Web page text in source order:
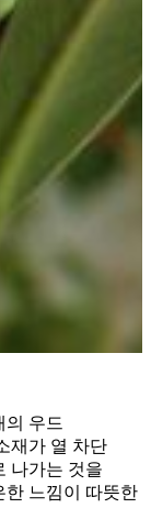
의 우드
재가 열 차단
나가는 것을
한 느낌이 따뜻한